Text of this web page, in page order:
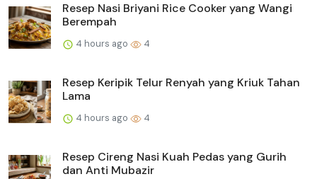
Resep Nasi Briyani Rice Cooker yang Wangi
Berempah
4 hours ago 4
Resep Keripik Telur Renyah yang Kriuk Tahan
Lama
4 hours ago 4
Resep Cireng Nasi Kuah Pedas yang Gurih
dan Anti Mubazir